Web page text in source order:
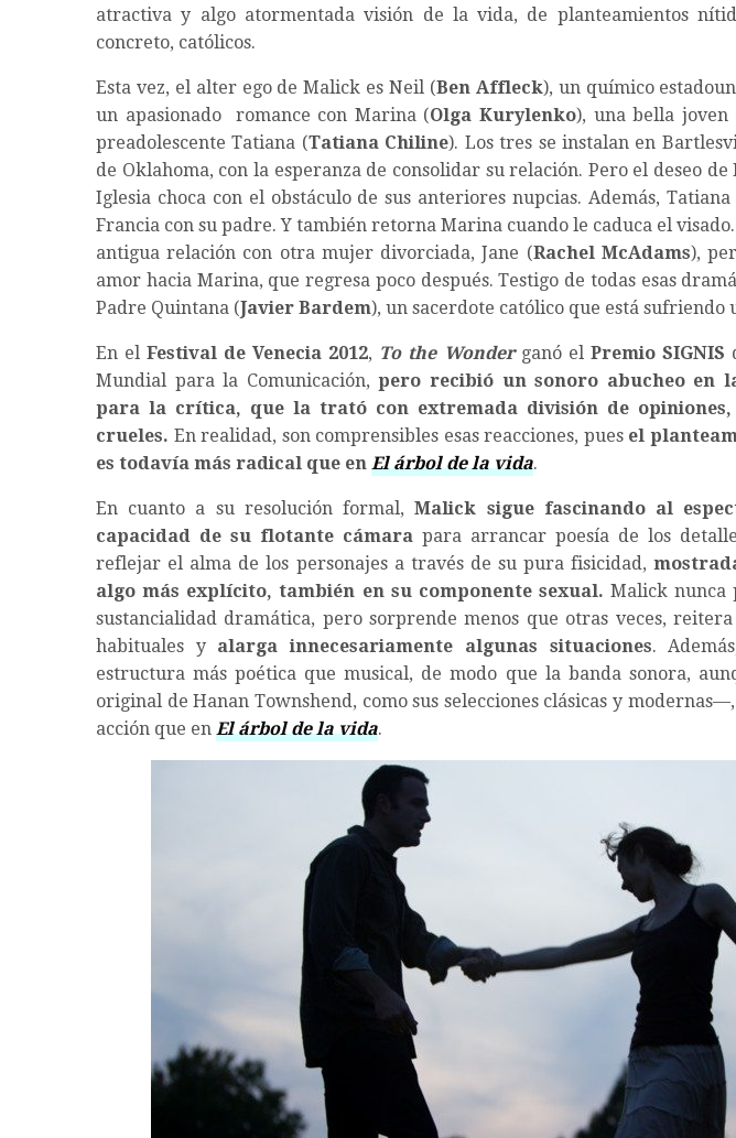
atractiva y algo atormentada visión de la vida, de planteamientos
concreto, católicos.
Esta vez, el alter ego de Malick es Neil (Ben Affleck), un químico
un apasionado romance con Marina (Olga Kurylenko), una bella
preadolescente Tatiana (Tatiana Chiline). Los tres se instalan en
de Oklahoma, con la esperanza de consolidar su relación. Pero el deseo
Iglesia choca con el obstáculo de sus anteriores nupcias. Además,
Francia con su padre. Y también retorna Marina cuando le caduca el
antigua relación con otra mujer divorciada, Jane (Rachel McAdams),
amor hacia Marina, que regresa poco después. Testigo de todas esas
Padre Quintana (Javier Bardem), un sacerdote católico que está sufriendo
En elFestival de Venecia 2012, To the Wonder ganó el Premio SIGNIS
Mundial para la Comunicación,pero recibió un sonoro abucheo en
para la crítica, que la trató con extremada división de
crueles. En realidad, son comprensibles esas reacciones, pues el
es todavía más radical que en El árbol de la vida.
En cuanto a su resolución formal,Malick sigue fascinando al
capacidad de su flotante cámara para arrancar poesía de los
reflejar el alma de los personajes a través de su pura fisicidad,
algo más explícito, también en su componente sexual. Malick nunca
sustancialidad dramática, pero sorprende menos que otras veces, reitera
habituales yalarga innecesariamente algunas situaciones.
estructura más poética que musical, de modo que la banda sonora,
original de Hanan Townshend, como sus selecciones clásicas y
acción que en El árbol de la vida.